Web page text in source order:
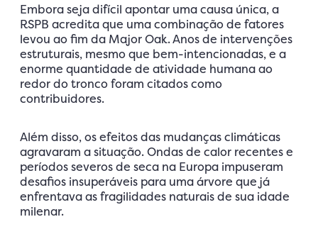
Embora seja difícil apontar uma causa única, a
RSPB acredita que uma combinação de fatores
levou ao fim da Major Oak. Anos de intervenções
estruturais, mesmo que bem-intencionadas, e a
enorme quantidade de atividade humana ao
redor do tronco foram citados como
contribuidores.
Além disso, os efeitos das mudanças climáticas
agravaram a situação. Ondas de calor recentes e
períodos severos de seca na Europa impuseram
desafios insuperáveis para uma árvore que já
enfrentava as fragilidades naturais de sua idade
milenar.